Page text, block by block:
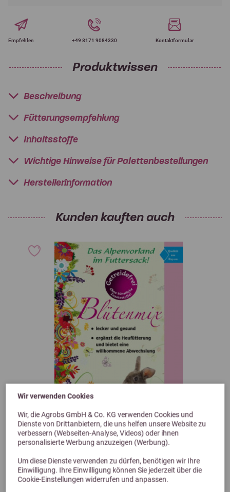
Wir verwenden Cookies
Wir, die Agrobs GmbH & Co. KG verwenden Cookies und
Dienste von Drittanbietern, die uns helfen unsere Website zu
verbessern (Webseiten-Analyse, Videos) oder ihnen
personalisierte Werbung anzuzeigen (Werbung).
Um diese Dienste verwenden zu dürfen, benötigen wir Ihre
Einwilligung. Ihre Einwilligung können Sie jederzeit über die
Cookie-Einstellungen widerrufen und anpassen.
Empfehlen +49 8171 9084330 Kontaktformular
Produktwissen
Beschreibung
Fütterungsempfehlung
Inhaltsstoffe
Wichtige Hinweise für Palettenbestellungen
Herstellerinformation
Kunden kauften auch
4,6 (13 Bewertungen)
Agrobs Blütenmix 0,3 kg
Getreidefreies Futter für Meerschweinchen und Kaninchen
7,50 €
Previous Next